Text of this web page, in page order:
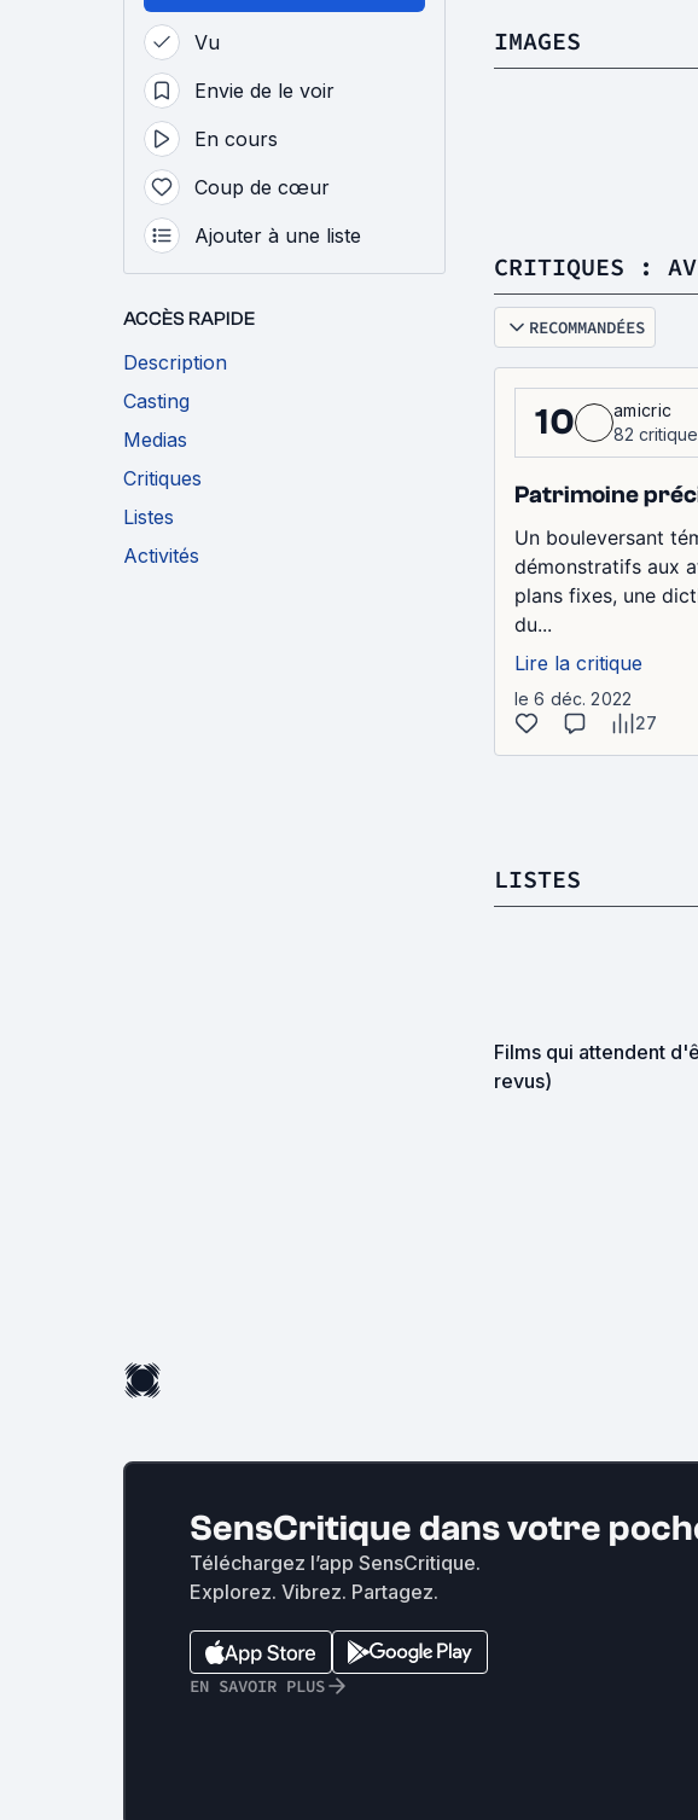
Vu
Envie de le voir
En cours
Coup de cœur
Ajouter à une liste
ACCÈS RAPIDE
Description
Casting
Medias
Critiques
Listes
Activités
IMAGES
CRITIQUES :
RECOMMANDÉES
10
amicric
82
Patrimoine
Un bouleversant
démonstratifs aux
plans fixes, une
du...
Lire la critique
le 6 déc. 2022
27
LISTES
Films qui attendent d'être vus (ou
revus)
SensCritique dans votre
Téléchargez l’app SensCritique.
Explorez. Vibrez. Partagez.
EN SAVOIR PLUS